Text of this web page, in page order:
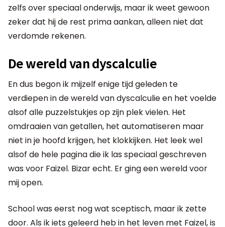
zelfs over speciaal onderwijs, maar ik weet gewoon
zeker dat hij de rest prima aankan, alleen niet dat
verdomde rekenen.
De wereld van dyscalculie
En dus begon ik mijzelf enige tijd geleden te
verdiepen in de wereld van dyscalculie en het voelde
alsof alle puzzelstukjes op zijn plek vielen. Het
omdraaien van getallen, het automatiseren maar
niet in je hoofd krijgen, het klokkijken. Het leek wel
alsof de hele pagina die ik las speciaal geschreven
was voor Faizel. Bizar echt. Er ging een wereld voor
mij open.
School was eerst nog wat sceptisch, maar ik zette
door. Als ik iets geleerd heb in het leven met Faizel, is